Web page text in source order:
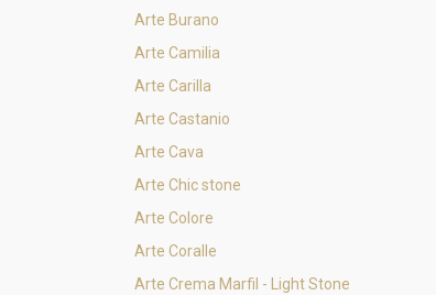
Arte Burano
Arte Camilia
Arte Carilla
Arte Castanio
Arte Cava
Arte Chic stone
Arte Colore
Arte Coralle
Arte Crema Marfil - Light Stone